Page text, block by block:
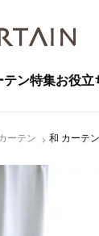
テン特集お役立
ーテン 和 カーテ